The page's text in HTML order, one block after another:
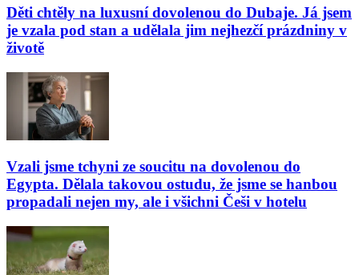
Děti chtěly na luxusní dovolenou do Dubaje. Já jsem
je vzala pod stan a udělala jim nejhezčí prázdniny v
životě
Vzali jsme tchyni ze soucitu na dovolenou do
Egypta. Dělala takovou ostudu, že jsme se hanbou
propadali nejen my, ale i všichni Češi v hotelu